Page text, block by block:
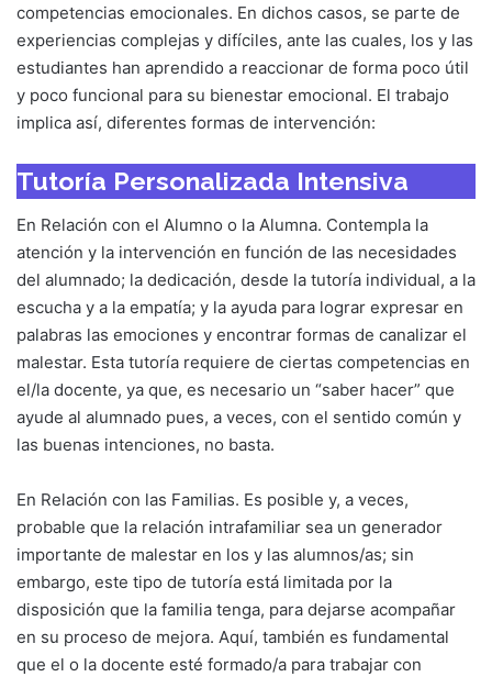
competencias emocionales. En dichos casos, se parte de
experiencias complejas y difíciles, ante las cuales, los y las
estudiantes han aprendido a reaccionar de forma poco útil
y poco funcional para su bienestar emocional. El trabajo
implica así, diferentes formas de intervención:
Tutoría Personalizada Intensiva
En Relación con el Alumno o la Alumna. Contempla la
atención y la intervención en función de las necesidades
del alumnado; la dedicación, desde la tutoría individual, a la
escucha y a la empatía; y la ayuda para lograr expresar en
palabras las emociones y encontrar formas de canalizar el
malestar. Esta tutoría requiere de ciertas competencias en
el/la docente, ya que, es necesario un “saber hacer” que
ayude al alumnado pues, a veces, con el sentido común y
las buenas intenciones, no basta.
En Relación con las Familias. Es posible y, a veces,
probable que la relación intrafamiliar sea un generador
importante de malestar en los y las alumnos/as; sin
embargo, este tipo de tutoría está limitada por la
disposición que la familia tenga, para dejarse acompañar
en su proceso de mejora. Aquí, también es fundamental
que el o la docente esté formado/a para trabajar con